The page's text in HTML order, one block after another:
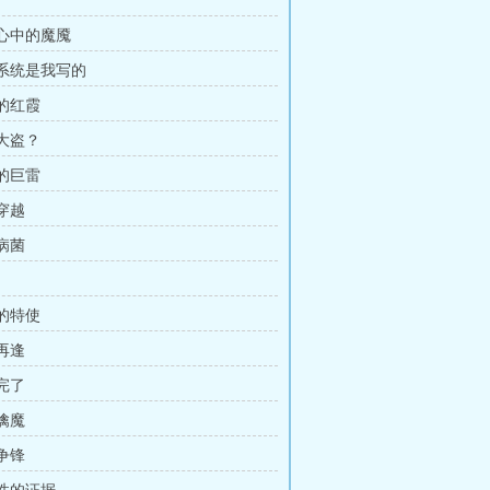
中的魔魇
统是我写的
红霞
盗？
巨雷
越
菌
特使
逢
了
魔
锋